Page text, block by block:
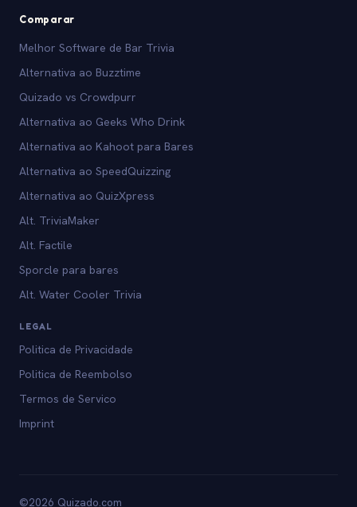
Comparar
Melhor Software de Bar Trivia
Alternativa ao Buzztime
Quizado vs Crowdpurr
Alternativa ao Geeks Who Drink
Alternativa ao Kahoot para Bares
Alternativa ao SpeedQuizzing
Alternativa ao QuizXpress
Alt. TriviaMaker
Alt. Factile
Sporcle para bares
Alt. Water Cooler Trivia
LEGAL
Politica de Privacidade
Politica de Reembolso
Termos de Servico
Imprint
©2026 Quizado.com